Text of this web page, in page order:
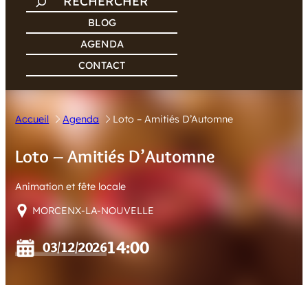
C
H
R
C
H
R
BLOG
AGENDA
CONTACT
Accueil Agenda Loto – Amitiés D’Automne
Loto – Amitiés D’Automne
Animation et fête locale
MORCENX-LA-NOUVELLE
03/12/202614:00